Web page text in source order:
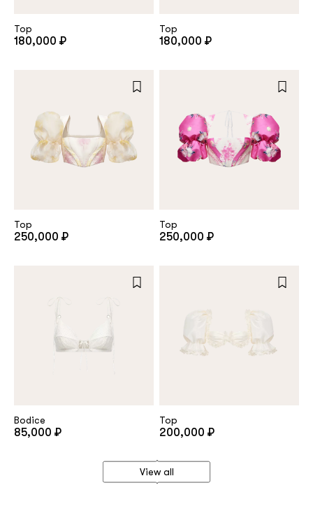
View all
Top
180,000 ₽
Top
180,000 ₽
Top
250,000 ₽
Top
250,000 ₽
Bodice
85,000 ₽
Top
200,000 ₽